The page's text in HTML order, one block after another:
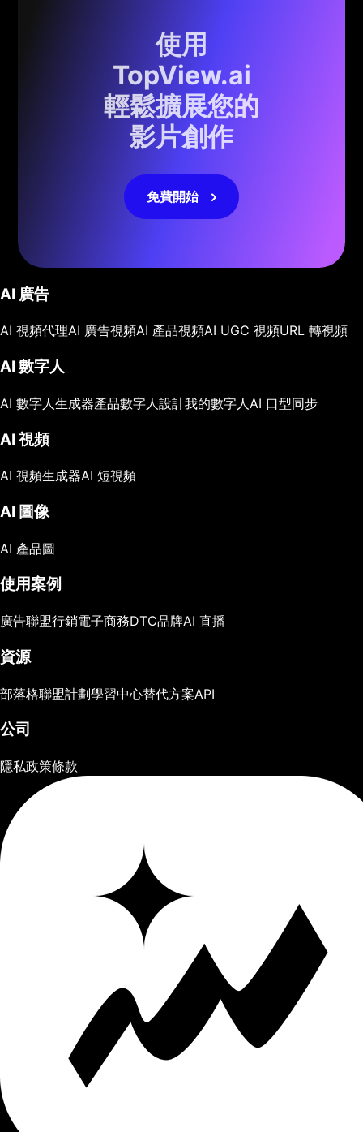
使用
TopView.ai
輕鬆擴展您的
影片創作
免費開始
AI 廣告
AI 視頻代理AI 廣告視頻AI 產品視頻AI UGC 視頻URL 轉視頻
AI 數字人
AI 數字人生成器產品數字人 設計我的數字人 AI 口型同步
AI 視頻
AI 視頻生成器AI 短視頻
AI 圖像
AI 產品圖
使用案例
廣告聯盟行銷電子商務DTC品牌AI 直播
資源
部落格聯盟計劃學習中心替代方案API
公司
隱私政策條款